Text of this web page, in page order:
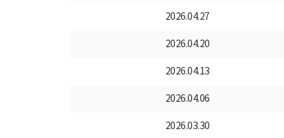
2026.04.27
2026.04.20
2026.04.13
2026.04.06
2026.03.30